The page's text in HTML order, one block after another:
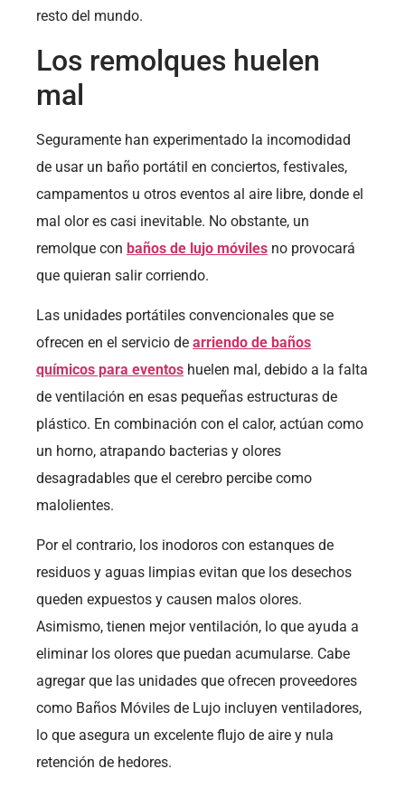
resto del mundo.
Los remolques huelen
mal
Seguramente han experimentado la incomodidad
de usar un baño portátil en conciertos, festivales,
campamentos u otros eventos al aire libre, donde el
mal olor es casi inevitable. No obstante, un
remolque con baños de lujo móviles no provocará
que quieran salir corriendo.
Las unidades portátiles convencionales que se
ofrecen en el servicio de arriendo de baños
químicos para eventos huelen mal, debido a la falta
de ventilación en esas pequeñas estructuras de
plástico. En combinación con el calor, actúan como
un horno, atrapando bacterias y olores
desagradables que el cerebro percibe como
malolientes.
Por el contrario, los inodoros con estanques de
residuos y aguas limpias evitan que los desechos
queden expuestos y causen malos olores.
Asimismo, tienen mejor ventilación, lo que ayuda a
eliminar los olores que puedan acumularse. Cabe
agregar que las unidades que ofrecen proveedores
como Baños Móviles de Lujo incluyen ventiladores,
lo que asegura un excelente flujo de aire y nula
retención de hedores.